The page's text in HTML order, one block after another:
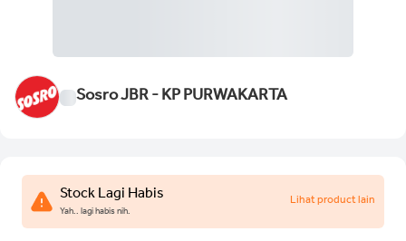
Sosro JBR - KP PURWAKARTA
Stock Lagi Habis
Yah.. lagi habis nih.
Lihat product lain